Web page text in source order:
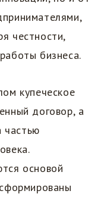
честности,
бизнеса.
купеческое
договор, а
основой